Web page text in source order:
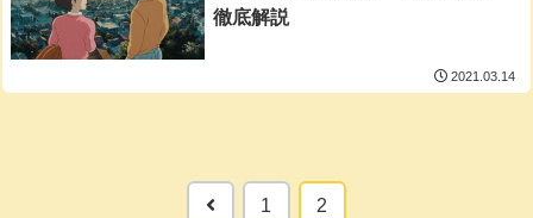
徹底解説
2021.03.14
前 1 2